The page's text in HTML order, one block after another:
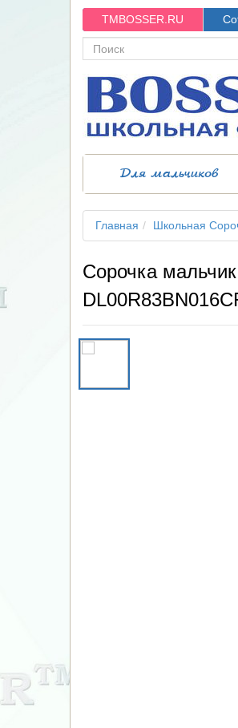
TMBOSSER.RU
Для мальчиков
Главная Школьная
Сорочка